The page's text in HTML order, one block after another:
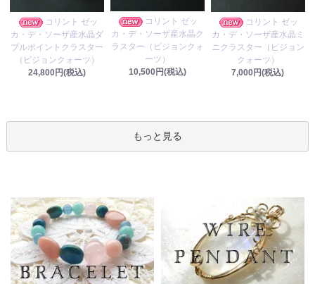
コリント ゼッ
カ・デ・ソーザ産水晶ダ
ブルポイントクラスター
（ビジョンクォーツ）
24,800円(税込)
コリント ゼッ
カ・デ・ソーザ産水晶ク
ラスター（ビジョンクォ
ーツ）
10,500円(税込)
コリント ゼッ
カ・デ・ソーザ産水晶ミ
ニクラスター（ビジョン
クォーツ）
7,000円(税込)
もっと見る